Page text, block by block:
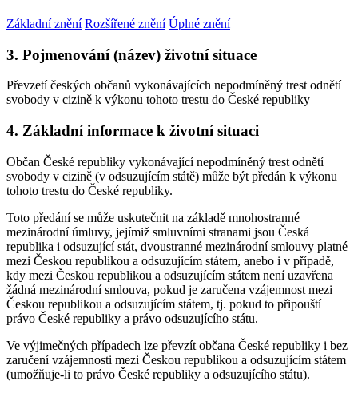
Základní znění Rozšířené znění Úplné znění
3. Pojmenování (název) životní situace
Převzetí českých občanů vykonávajících nepodmíněný trest odnětí
svobody v cizině k výkonu tohoto trestu do České republiky
4. Základní informace k životní situaci
Občan České republiky vykonávající nepodmíněný trest odnětí
svobody v cizině (v odsuzujícím státě) může být předán k výkonu
tohoto trestu do České republiky.
Toto předání se může uskutečnit na základě mnohostranné
mezinárodní úmluvy, jejímiž smluvními stranami jsou Česká
republika i odsuzující stát, dvoustranné mezinárodní smlouvy platné
mezi Českou republikou a odsuzujícím státem, anebo i v případě,
kdy mezi Českou republikou a odsuzujícím státem není uzavřena
žádná mezinárodní smlouva, pokud je zaručena vzájemnost mezi
Českou republikou a odsuzujícím státem, tj. pokud to připouští
právo České republiky a právo odsuzujícího státu.
Ve výjimečných případech lze převzít občana České republiky i bez
zaručení vzájemnosti mezi Českou republikou a odsuzujícím státem
(umožňuje-li to právo České republiky a odsuzujícího státu).